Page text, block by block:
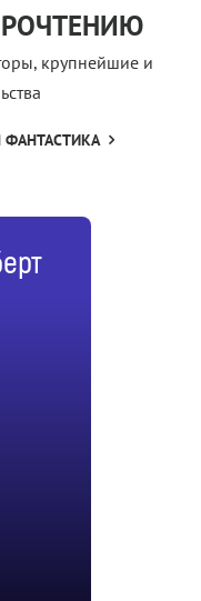
крупнейшие и
ФАНТАСТИКА